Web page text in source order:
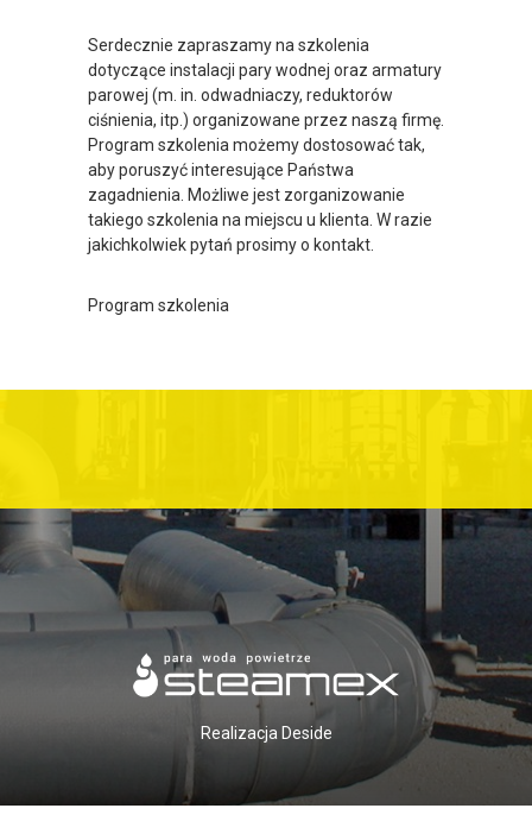
Serdecznie zapraszamy na szkolenia
dotyczące instalacji pary wodnej oraz armatury
parowej (m. in. odwadniaczy, reduktorów
ciśnienia, itp.) organizowane przez naszą firmę.
Program szkolenia możemy dostosować tak,
aby poruszyć interesujące Państwa
zagadnienia. Możliwe jest zorganizowanie
takiego szkolenia na miejscu u klienta. W razie
jakichkolwiek pytań prosimy o kontakt.
Program szkolenia
Realizacja Deside